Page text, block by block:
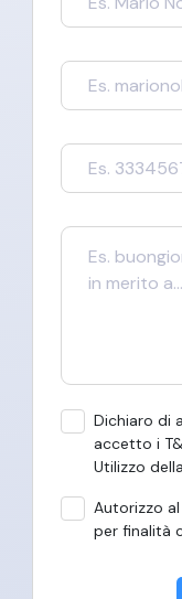
Dichiaro di
accetto i
Utilizzo
Autorizzo
per finalità